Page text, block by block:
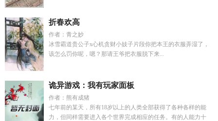
折春欢高
作者：青之妙
冰雪霸道贵公子x心机贪财小妓子片段你把本王的衣服弄湿了，
该怎么罚你呢，嗯？那请王爷把衣服脱下来...
诡异游戏：我有玩家面板
作者：熊有成猪
七年前的某天，所有18岁以上的人类全部获得了各种各样的能
力，但同样需要进入各个世界完成相应的任务。有的人能力十